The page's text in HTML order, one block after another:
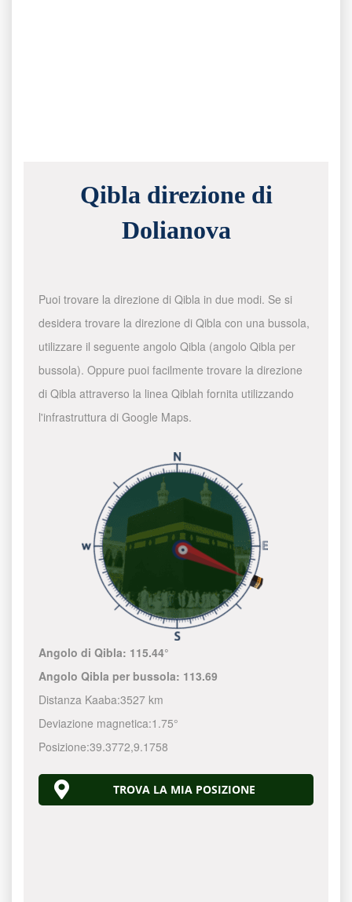
Qibla direzione di
Dolianova
Puoi trovare la direzione di Qibla in due modi. Se si
desidera trovare la direzione di Qibla con una bussola,
utilizzare il seguente angolo Qibla (angolo Qibla per
bussola). Oppure puoi facilmente trovare la direzione
di Qibla attraverso la linea Qiblah fornita utilizzando
l'infrastruttura di Google Maps.
Angolo di Qibla: 115.44°
Angolo Qibla per bussola: 113.69
Distanza Kaaba:3527 km
Deviazione magnetica:1.75°
Posizione:39.3772,9.1758
TROVA LA MIA POSIZIONE